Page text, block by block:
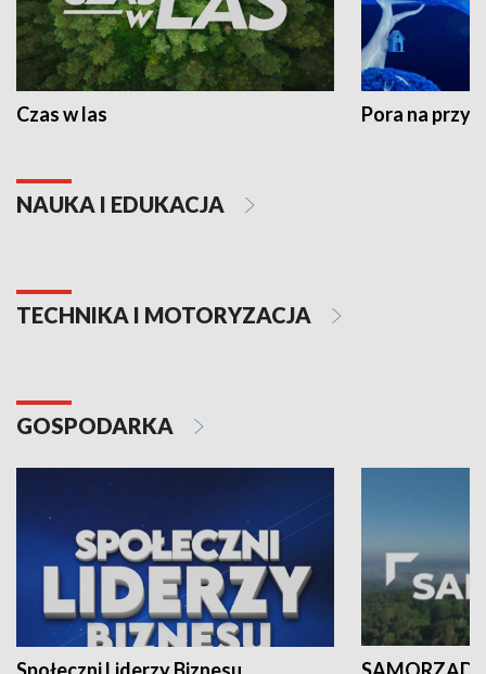
Czas w las Pora na
NAUKA I EDUKACJA
TECHNIKA I MOTORYZACJA
GOSPODARKA